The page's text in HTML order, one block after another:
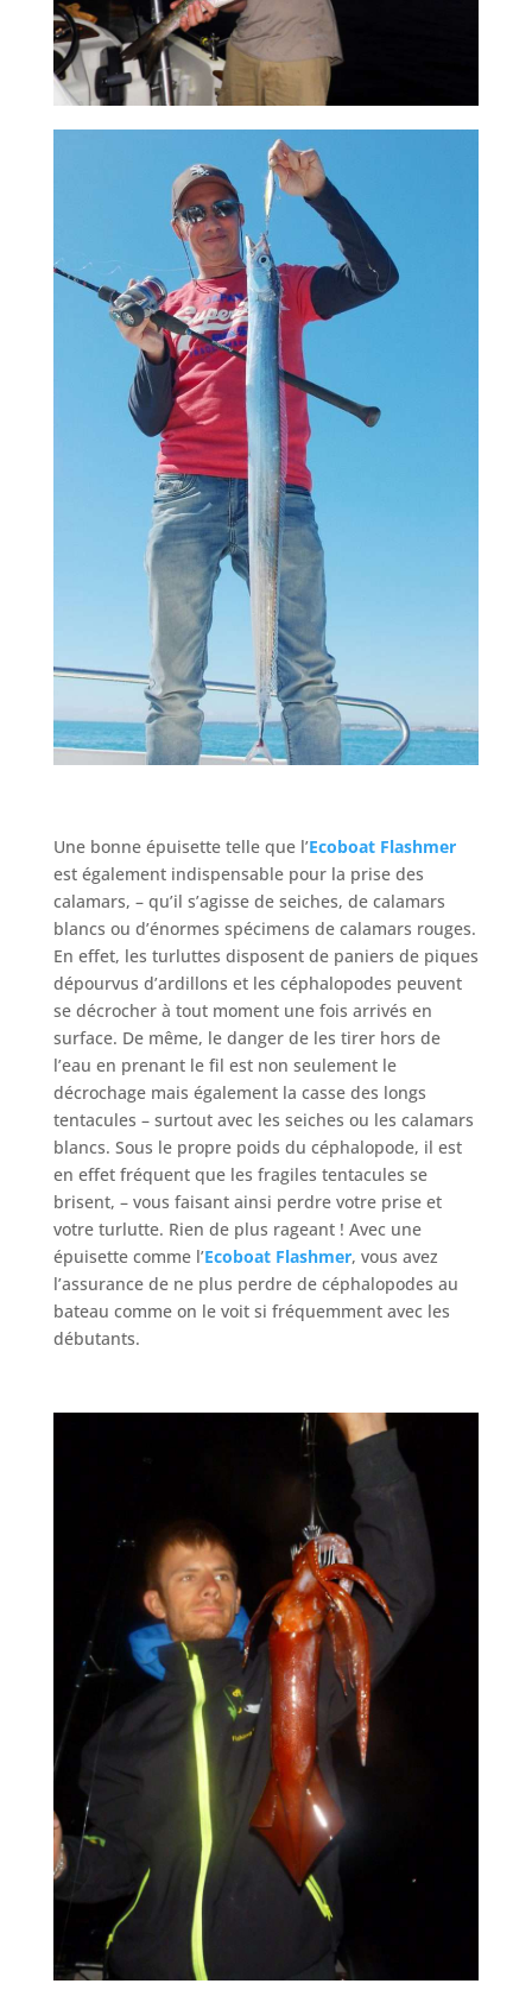
Une bonne épuisette telle que l’Ecoboat Flashmer
est également indispensable pour la prise des
calamars, – qu’il s’agisse de seiches, de calamars
blancs ou d’énormes spécimens de calamars rouges.
En effet, les turluttes disposent de paniers de piques
dépourvus d’ardillons et les céphalopodes peuvent
se décrocher à tout moment une fois arrivés en
surface. De même, le danger de les tirer hors de
l’eau en prenant le fil est non seulement le
décrochage mais également la casse des longs
tentacules – surtout avec les seiches ou les calamars
blancs. Sous le propre poids du céphalopode, il est
en effet fréquent que les fragiles tentacules se
brisent, – vous faisant ainsi perdre votre prise et
votre turlutte. Rien de plus rageant ! Avec une
épuisette comme l’Ecoboat Flashmer, vous avez
l’assurance de ne plus perdre de céphalopodes au
bateau comme on le voit si fréquemment avec les
débutants.